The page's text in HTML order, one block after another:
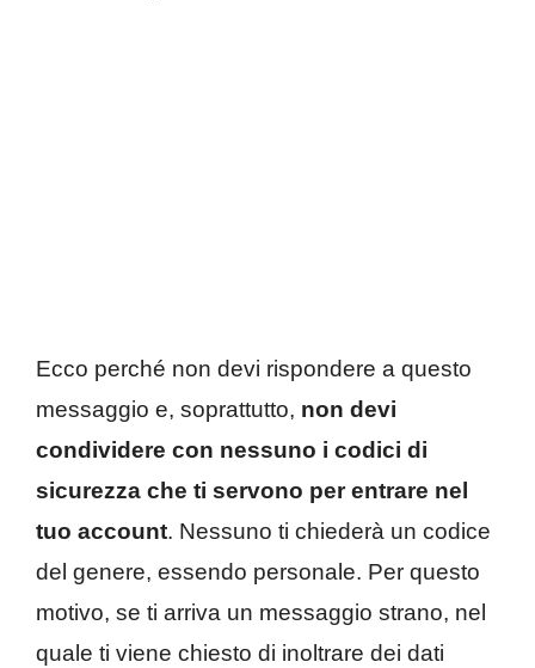
Ecco perché non devi rispondere a questo
messaggio e, soprattutto, non devi
condividere con nessuno i codici di
sicurezza che ti servono per entrare nel
tuo account. Nessuno ti chiederà un codice
del genere, essendo personale. Per questo
motivo, se ti arriva un messaggio strano, nel
quale ti viene chiesto di inoltrare dei dati